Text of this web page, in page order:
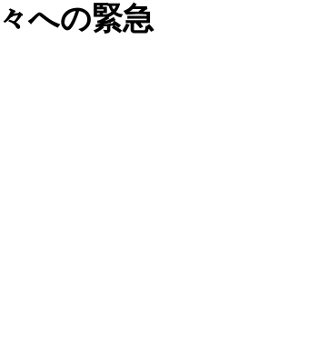
への緊急